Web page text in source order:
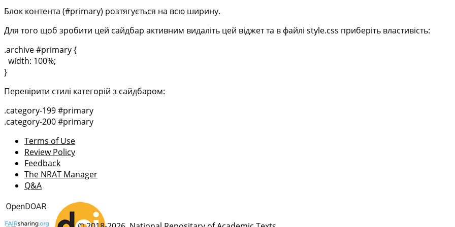
Блок контента (#primary) розтягується на всю ширину.
Для того щоб зробити цей сайдбар активним видаліть цей віджет та в файлі style.css приберіть властивість:
.archive #primary {
width: 100%;
}
Перевірити стилі категорій з сайдбаром:
.category-199 #primary
.category-200 #primary
Terms of Use
Review Policy
Feedback
The NRAT Manager
Q&A